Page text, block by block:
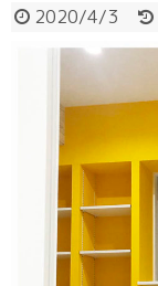
2020/4/3